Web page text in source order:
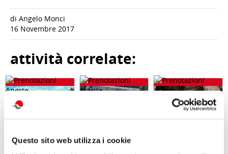
Questo sito web utilizza i cookie
di Angelo Monci
16 Novembre 2017
attività correlate: